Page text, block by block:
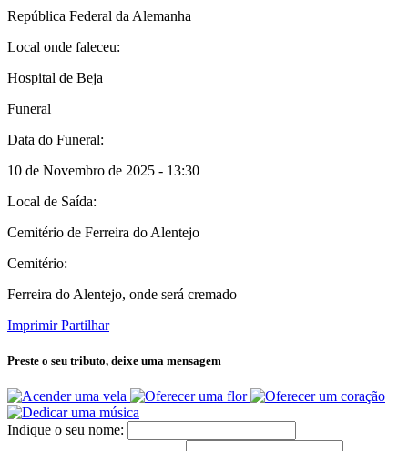
República Federal da Alemanha
Local onde faleceu:
Hospital de Beja
Funeral
Data do Funeral:
10 de Novembro de 2025 - 13:30
Local de Saída:
Cemitério de Ferreira do Alentejo
Cemitério:
Ferreira do Alentejo, onde será cremado
Imprimir Partilhar
Preste o seu tributo, deixe uma mensagem
Indique o seu nome: